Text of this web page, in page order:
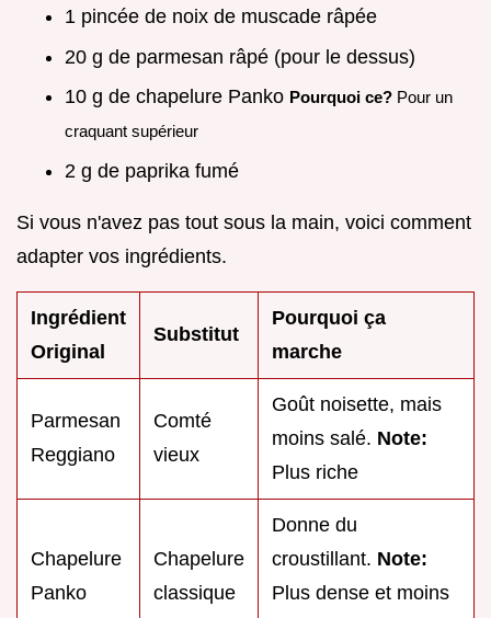
1 pincée de noix de muscade râpée
20 g de parmesan râpé (pour le dessus)
10 g de chapelure Panko Pourquoi ce? Pour un
craquant supérieur
2 g de paprika fumé
Si vous n'avez pas tout sous la main, voici comment
adapter vos ingrédients.
Ingrédient
Original
Substitut
Pourquoi ça
marche
Parmesan
Reggiano
Comté
vieux
Goût noisette, mais
moins salé. Note:
Plus riche
Chapelure
Panko
Chapelure
classique
Donne du
croustillant. Note:
Plus dense et moins